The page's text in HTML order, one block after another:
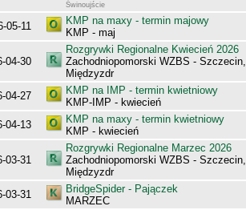
Świnoujście
05-11
KMP na maxy - termin majowy
KMP - maj
04-30
Rozgrywki Regionalne Kwiecień 2026
Zachodniopomorski WZBS -
Międzyzdr
04-27
KMP na IMP - termin kwietniowy
KMP-IMP - kwiecień
04-13
KMP na maxy - termin kwietniowy
KMP - kwiecień
03-31
Rozgrywki Regionalne Marzec 2026
Zachodniopomorski WZBS -
Międzyzdr
03-31
BridgeSpider - Pajączek
MARZEC